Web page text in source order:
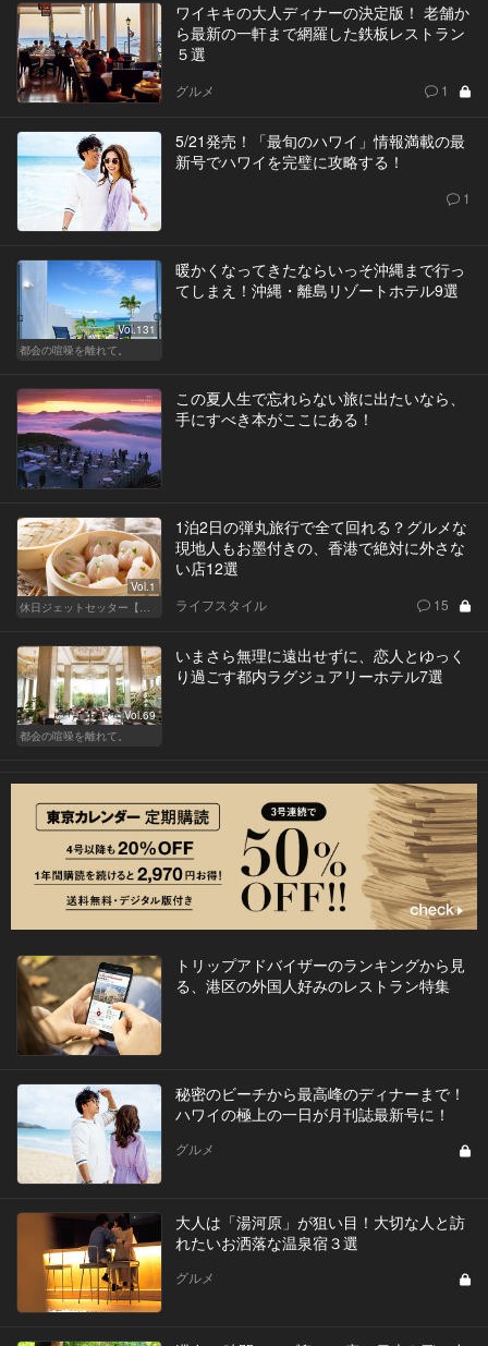
ワイキキの大人ディナーの決定版！ 老舗か
ら最新の一軒まで網羅した鉄板レストラン
５選
グルメ 1
5/21発売！「最旬のハワイ」情報満載の最
新号でハワイを完璧に攻略する！
1
Vol.131
都会の喧噪を離れて。
暖かくなってきたならいっそ沖縄まで行っ
てしまえ！沖縄・離島リゾートホテル9選
この夏人生で忘れらない旅に出たいなら、
手にすべき本がここにある！
Vol.1
休日ジェットセッター【厳選スポット編】
1泊2日の弾丸旅行で全て回れる？グルメな
現地人もお墨付きの、香港で絶対に外さな
い店12選
ライフスタイル 15
Vol.69
都会の喧噪を離れて。
いまさら無理に遠出せずに、恋人とゆっく
り過ごす都内ラグジュアリーホテル7選
トリップアドバイザーのランキングから見
る、港区の外国人好みのレストラン特集
秘密のビーチから最高峰のディナーまで！
ハワイの極上の一日が月刊誌最新号に！
グルメ
大人は「湯河原」が狙い目！大切な人と訪
れたいお洒落な温泉宿３選
グルメ